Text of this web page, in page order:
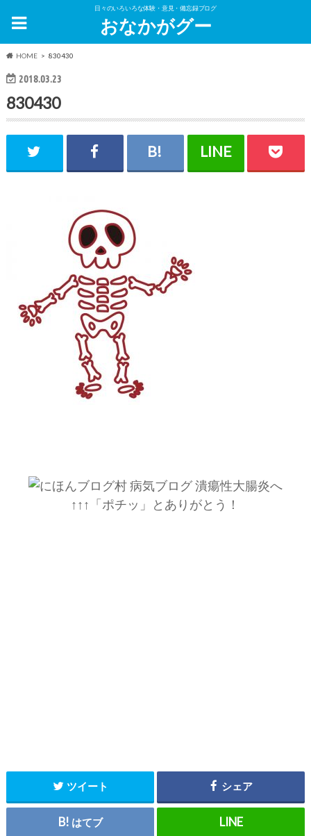
日々のいろいろな体験・意見・備忘録ブログ
おなかがグー
HOME 830430
2018.03.23
830430
↑↑↑「ポチッ」とありがとう！
ツイート シェア
はてブ